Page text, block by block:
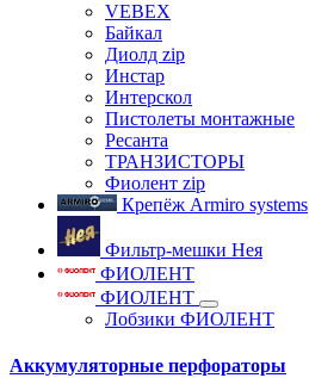
VEBEX
Байкал
Диолд zip
Инстар
Интерскол
Пистолеты монтажные
Ресанта
ТРАНЗИСТОРЫ
Фиолент zip
Крепёж Armiro systems
Фильтр-мешки Нея
ФИОЛЕНТ
ФИОЛЕНТ
Лобзики ФИОЛЕНТ
Аккумуляторные перфораторы